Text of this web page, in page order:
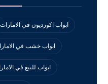
ابواب اكورديون في الامارات
ابواب خشب في
ابواب للبيع في